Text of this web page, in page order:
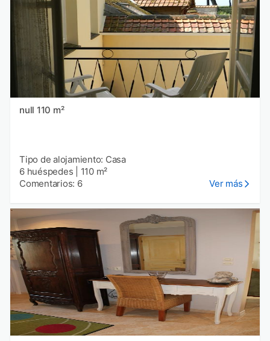
null 110 m²
Tipo de alojamiento: Casa
6 huéspedes
110 m²
Comentarios: 6
Ver más